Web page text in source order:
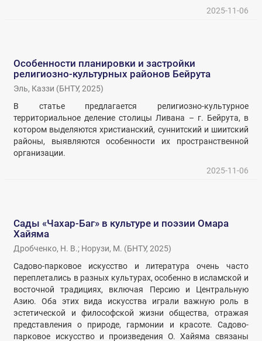
2025-11-06
Особенности планировки и застройки
религиозно-культурных районов Бейрута
Эль, Каззи (БНТУ,2025)
В статье предлагается религиозно-культурное
территориальное деление столицы Ливана – г. Бейрута, в
котором выделяются христианский, суннитский и шиитский
районы, выявляются особенности их пространственной
организации.
2025-11-06
Сады «Чахар-Баг» в культуре и поэзии Омара
Хайяма
Дробченко, Н. В.; Норузи, М. (БНТУ,2025)
Садово-парковое искусство и литература очень часто
переплетались в разных культурах, особенно в исламской и
восточной традициях, включая Персию и Центральную
Азию. Оба этих вида искусства играли важную роль в
эстетической и философской жизни общества, отражая
представления о природе, гармонии и красоте. Садово-
парковое искусство и произведения О. Хайяма связаны